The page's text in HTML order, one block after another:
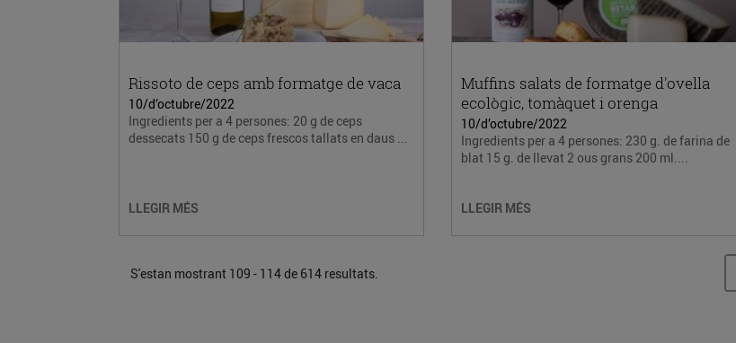
Rissoto de ceps amb formatge de vaca
10/d’octubre/2022
Ingredients per a 4 persones: 20 g de ceps
dessecats 150 g de ceps frescos tallats en daus ...
LLEGIR MÉS
Muffins salats de formatge d'ovella
ecològic, tomàquet i orenga
10/d’octubre/2022
Ingredients per a 4 persones: 230 g. de farina de
blat 15 g. de llevat 2 ous grans 200 ml....
LLEGIR MÉS
S'estan mostrant 109 - 114 de 614 resultats.